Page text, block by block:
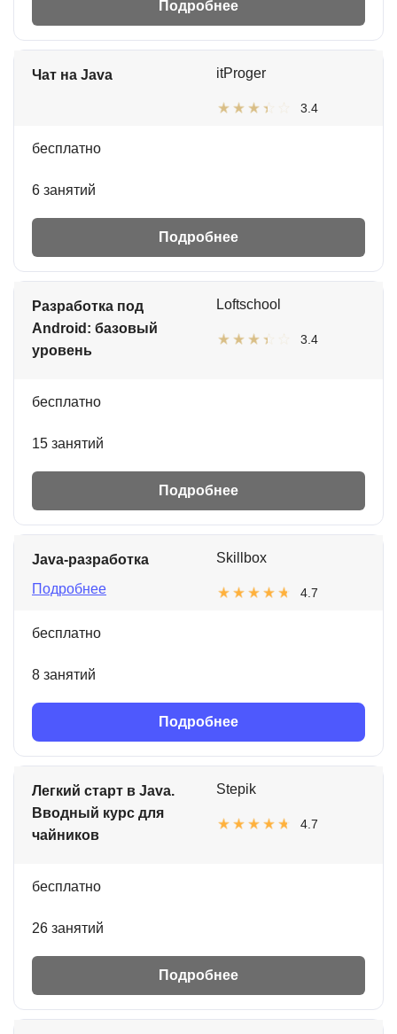
Подробнее
Чат на Java itProger
3.4
бесплатно
6 занятий
Подробнее
Разработка под
Android: базовый
уровень
Loftschool
3.4
бесплатно
15 занятий
Подробнее
Java-разработка
Подробнее
Skillbox
4.7
бесплатно
8 занятий
Подробнее
Легкий старт в Java.
Вводный курс для
чайников
Stepik
4.7
бесплатно
26 занятий
Подробнее